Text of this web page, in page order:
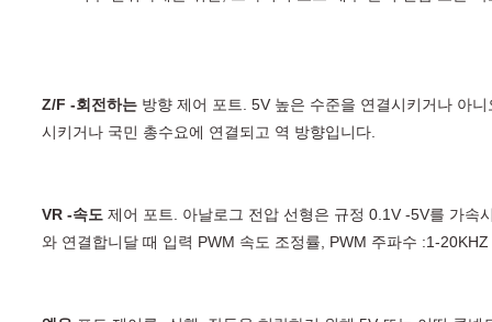
Z/F -회전하는 방향 제어 포트. 5V 높은 수준을 연결시키거나 아
시키거나 국민 총수요에 연결되고 역 방향입니다.
VR -속도 제어 포트. 아날로그 전압 선형은 규정 0.1V -5V를 가속
와 연결합니달 때 입력 PWM 속도 조정률, PWM 주파수 :1-